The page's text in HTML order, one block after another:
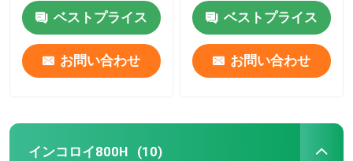
800 825 Monel 400
K500 ベストプライス
お問い合わせ
ベストプライス
お問い合わせ
インコロイ800H (10)